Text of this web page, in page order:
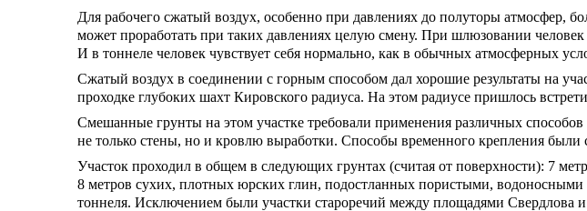
Для рабочего сжатый воздух, особенно при давлениях до полуторы атмосфер,
может проработать при таких давлениях целую смену. При шлюзовании
И в тоннеле человек чувствует себя нормально, как в обычных атмосферных
Сжатый воздух в соединении с горным способом дал хорошие результаты на
проходке глубоких шахт Кировского радиуса. На этом радиусе пришлось
Смешанные грунты на этом участке требовали применения различных
не только стены, но и кровлю выработки. Способы временного крепления
Участок проходил в общем в следующих грунтах (считая от поверхности): 7
8 метров сухих, плотных юрских глин, подостланных пористыми,
тоннеля. Исключением были участки староречий между площадями